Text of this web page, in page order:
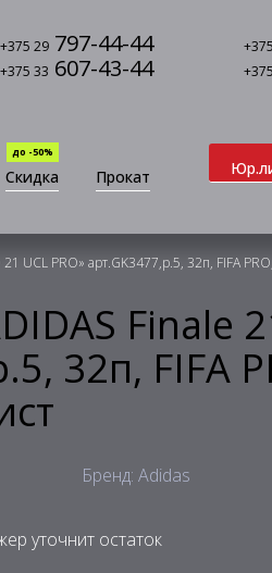
+375 29 797-44-44
+375 33 607-43-44
Скидка
до -50%
Прокат
UCL PRO» арт.GK3477,р.5, 32п, FIFA
Finale
32п, FIFA
Бренд: Adidas
уточнит остаток